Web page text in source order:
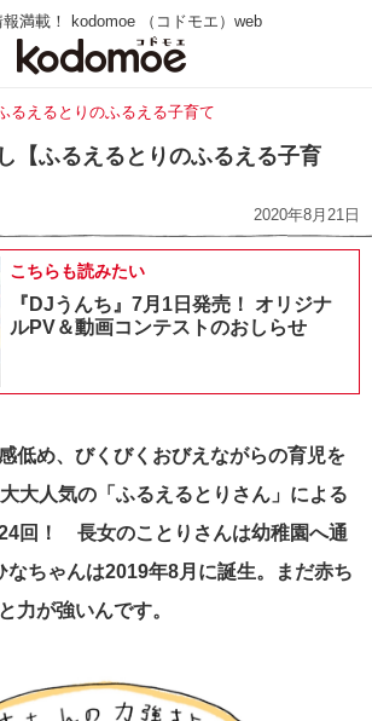
満載！ kodomoe （コドモエ）web
るえるとりのふるえる子育て
【ふるえるとりのふるえる子育
2020年8月21日
こちらも読みたい
『DJうんち』7月1日発売！ オリジナ
ルPV＆動画コンテストのおしらせ
低め、びくびくおびえながらの育児を
大人気の「ふるえるとりさん」による
回！ 長女のことりさんは幼稚園へ通
なちゃんは2019年8月に誕生。まだ赤ち
力が強いんです。